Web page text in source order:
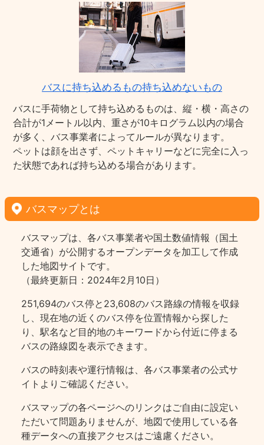
バスに持ち込めるもの持ち込めないもの
バスに手荷物として持ち込めるものは、縦・横・高さの
合計が1メートル以内、重さが10キログラム以内の場合
が多く、バス事業者によってルールが異なります。
ペットは顔を出さず、ペットキャリーなどに完全に入っ
た状態であれば持ち込める場合があります。
バスマップとは
バスマップは、各バス事業者や国土数値情報（国土
交通省）が公開するオープンデータを加工して作成
した地図サイトです。
（最終更新日：2024年2月10日）
251,694のバス停と23,608のバス路線の情報を収録
し、現在地の近くのバス停を位置情報から探した
り、駅名など目的地のキーワードから付近に停まる
バスの路線図を表示できます。
バスの時刻表や運行情報は、各バス事業者の公式サ
イトよりご確認ください。
バスマップの各ページヘのリンクはご自由に設定い
ただいて問題ありませんが、地図で使用している各
種データへの直接アクセスはご遠慮ください。